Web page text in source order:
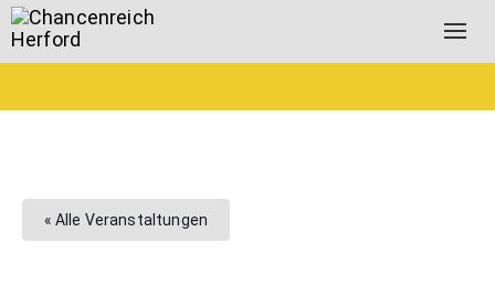
« Alle Veranstaltungen